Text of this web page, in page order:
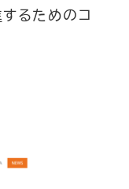
るためのコ